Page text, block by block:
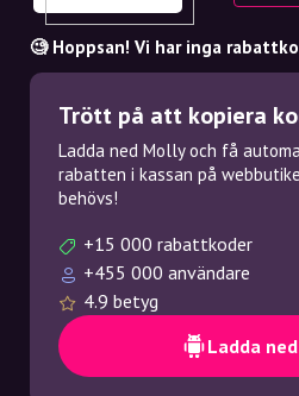
🧐 Hoppsan! Vi har inga
Trött på att kopiera
Ladda ned Molly och få
rabatten i kassan på
behövs!
+15 000 rabattkoder
+455 000 användare
4.9 betyg
Ladda